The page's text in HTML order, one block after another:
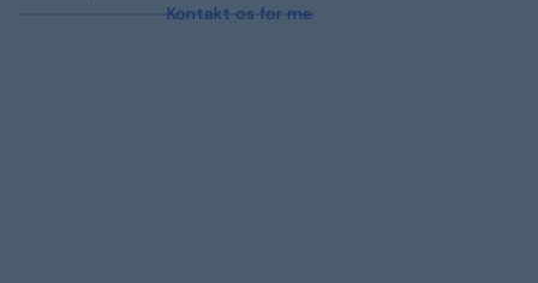
Kontakt os for mere information